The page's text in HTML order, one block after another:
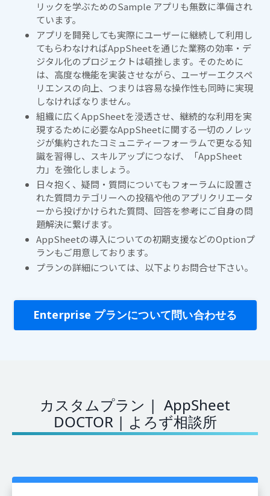
リックを学ぶためのSample アプリも無数に準備され
ています。
アプリを開発しても実際にユーザーに継続して利用し
てもらわなければAppSheetを通じた業務の効率・デ
ジタル化のプロジェクトは頓挫します。そのために
は、高度な機能を実装させながら、ユーザーエクスペ
リエンスの向上、つまりは容易な操作性も同時に実現
しなければなりません。
組織に広くAppSheetを浸透させ、継続的な利用を実
現するために必要なAppSheetに関する一切のノレッ
ジが集約されたコミュニティーフォーラムで更なる知
識を習得し、スキルアップにつなげ、「AppSheet
力」を強化しましょう。
日々抱く、疑問・質問についてもフォーラムに設置さ
れた質問カテゴリーへの投稿や他のアプリクリエータ
ーから投げかけられた質問、回答を参考にご自身の問
題解決に繋げます。
AppSheetの導入についての初期支援などのOptionプ
ランもご用意しております。
プランの詳細については、以下よりお問合せ下さい。
Enterprise プランについて問い合わせる
カスタムプラン | AppSheet
DOCTOR | よろず相談所